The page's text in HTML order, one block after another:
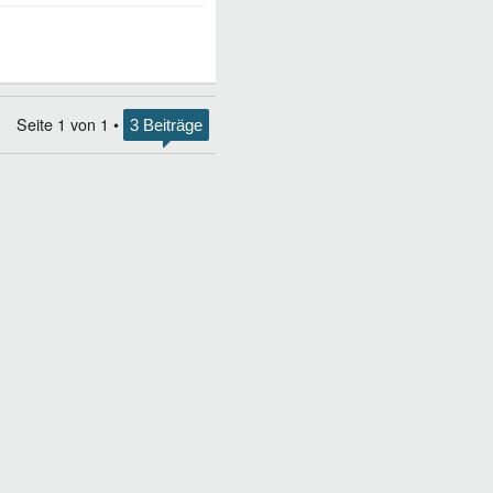
Seite 1 von 1 • 3 Beiträge